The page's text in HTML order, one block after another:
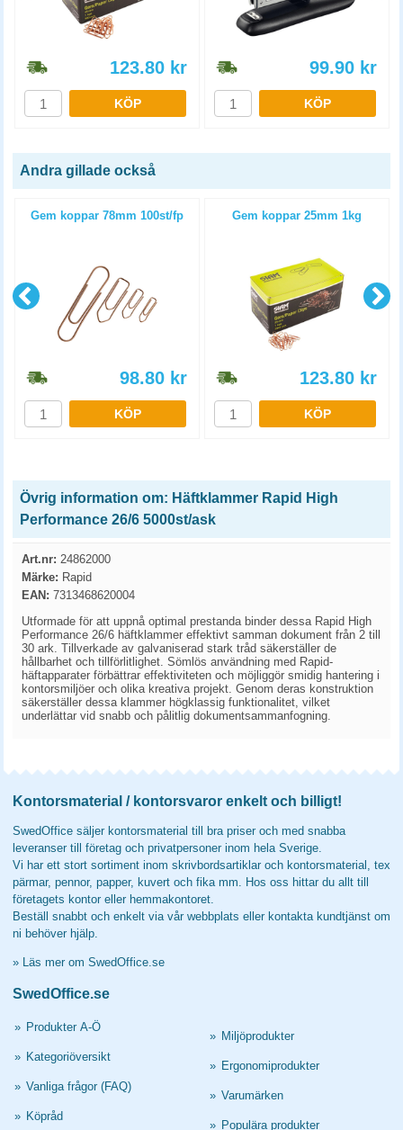
123.80 kr
KÖP
99.90 kr
KÖP
Andra gillade också
Gem koppar 78mm 100st/fp
98.80 kr
KÖP
Gem koppar 25mm 1kg
123.80 kr
KÖP
Övrig information om: Häftklammer Rapid High
Performance 26/6 5000st/ask
Art.nr: 24862000
Märke: Rapid
EAN: 7313468620004
Utformade för att uppnå optimal prestanda binder dessa Rapid High
Performance 26/6 häftklammer effektivt samman dokument från 2 till
30 ark. Tillverkade av galvaniserad stark tråd säkerställer de
hållbarhet och tillförlitlighet. Sömlös användning med Rapid-
häftapparater förbättrar effektiviteten och möjliggör smidig hantering i
kontorsmiljöer och olika kreativa projekt. Genom deras konstruktion
säkerställer dessa klammer högklassig funktionalitet, vilket
underlättar vid snabb och pålitlig dokumentsammanfogning.
Kontorsmaterial / kontorsvaror enkelt och billigt!
SwedOffice säljer kontorsmaterial till bra priser och med snabba
leveranser till företag och privatpersoner inom hela Sverige.
Vi har ett stort sortiment inom skrivbordsartiklar och kontorsmaterial, tex
pärmar, pennor, papper, kuvert och fika mm. Hos oss hittar du allt till
företagets kontor eller hemmakontoret.
Beställ snabbt och enkelt via vår webbplats eller kontakta kundtjänst om
ni behöver hjälp.
» Läs mer om SwedOffice.se
SwedOffice.se
» Produkter A-Ö
» Kategoriöversikt
» Vanliga frågor (FAQ)
» Köpråd
» Miljöprodukter
» Ergonomiprodukter
» Varumärken
» Populära produkter